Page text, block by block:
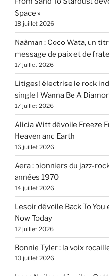
Space »
18 juillet 2026
Naâman : Coco Wata, un
message de paix et de
17 juillet 2026
Litiges! électrise le rock
single I Wanna Be A
17 juillet 2026
Alicia Witt dévoile Freeze
Heaven and Earth
16 juillet 2026
Aera : pionniers du jazz-
années 1970
14 juillet 2026
Lesoir dévoile Back To
Now Today
12 juillet 2026
Bonnie Tyler : la voix
10 juillet 2026